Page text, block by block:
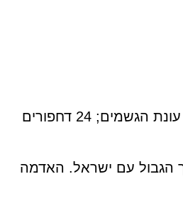
יישור הקרקע היה מרוץ נגד הזמן, במטרה לסיים לפני בוא עונת הגשמים; 24 דחפורים
הגבול עם ישראל. האדמה